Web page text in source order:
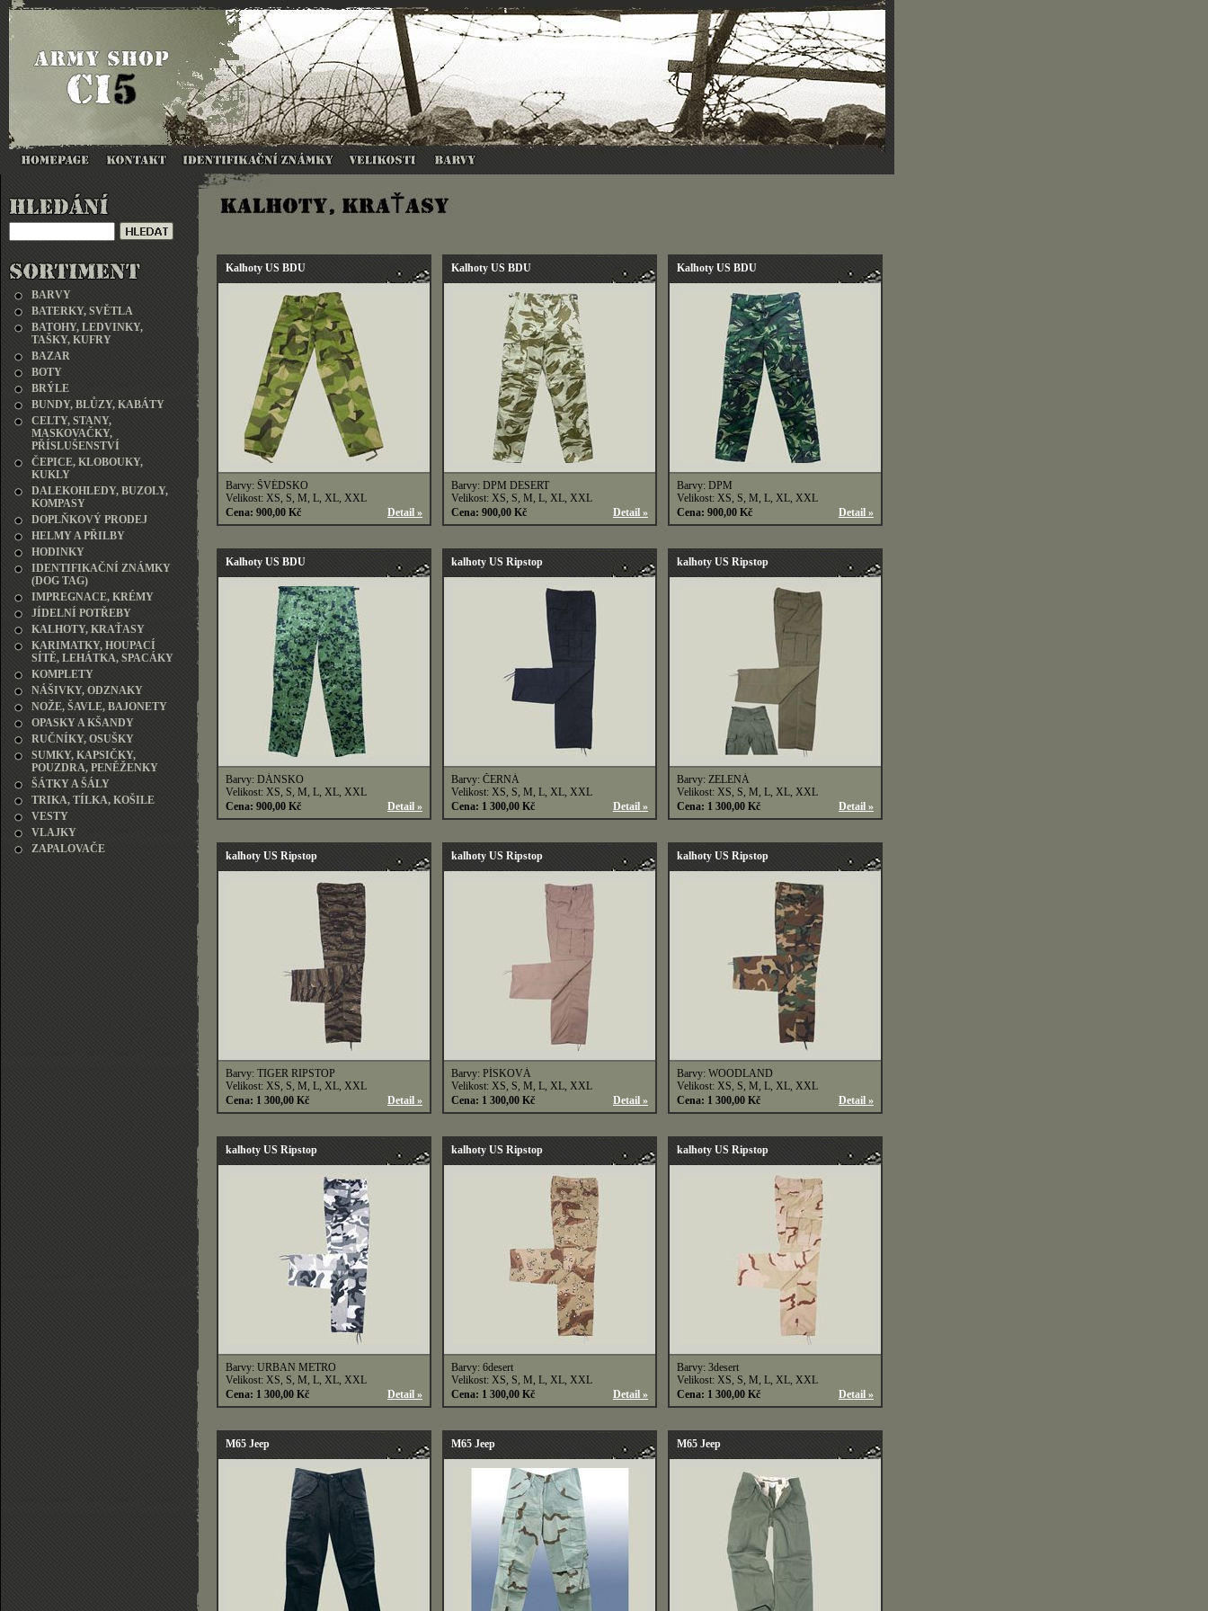
BARVY
BATERKY, SVĚTLA
BATOHY, LEDVINKY,
TAŠKY, KUFRY
BAZAR
BOTY
BRÝLE
BUNDY, BLŮZY, KABÁTY
CELTY, STANY,
MASKOVAČKY,
PŘÍSLUŠENSTVÍ
ČEPICE, KLOBOUKY,
KUKLY
DALEKOHLEDY, BUZOLY,
KOMPASY
DOPLŇKOVÝ PRODEJ
HELMY A PŘILBY
HODINKY
IDENTIFIKAČNÍ ZNÁMKY
(DOG TAG)
IMPREGNACE, KRÉMY
JÍDELNÍ POTŘEBY
KALHOTY, KRAŤASY
KARIMATKY, HOUPACÍ
SÍTĚ, LEHÁTKA, SPACÁKY
KOMPLETY
NÁŠIVKY, ODZNAKY
NOŽE, ŠAVLE, BAJONETY
OPASKY A KŠANDY
RUČNÍKY, OSUŠKY
SUMKY, KAPSIČKY,
POUZDRA, PENĚŽENKY
ŠÁTKY A ŠÁLY
TRIKA, TÍLKA, KOŠILE
VESTY
VLAJKY
ZAPALOVAČE
Kalhoty US BDU
Barvy: ŠVÉDSKO
Velikost: XS, S, M, L, XL, XXL
Detail »
Cena: 900,00 Kč
Kalhoty US BDU
Barvy: DPM DESERT
Velikost: XS, S, M, L, XL, XXL
Detail »
Cena: 900,00 Kč
Kalhoty US BDU
Barvy: DPM
Velikost: XS, S, M, L, XL, XXL
Detail »
Cena: 900,00 Kč
Kalhoty US BDU
Barvy: DÁNSKO
Velikost: XS, S, M, L, XL, XXL
Detail »
Cena: 900,00 Kč
kalhoty US Ripstop
Barvy: ČERNÁ
Velikost: XS, S, M, L, XL, XXL
Detail »
Cena: 1 300,00 Kč
kalhoty US Ripstop
Barvy: ZELENÁ
Velikost: XS, S, M, L, XL, XXL
Detail »
Cena: 1 300,00 Kč
kalhoty US Ripstop
Barvy: TIGER RIPSTOP
Velikost: XS, S, M, L, XL, XXL
Detail »
Cena: 1 300,00 Kč
kalhoty US Ripstop
Barvy: PÍSKOVÁ
Velikost: XS, S, M, L, XL, XXL
Detail »
Cena: 1 300,00 Kč
kalhoty US Ripstop
Barvy: WOODLAND
Velikost: XS, S, M, L, XL, XXL
Detail »
Cena: 1 300,00 Kč
kalhoty US Ripstop
Barvy: URBAN METRO
Velikost: XS, S, M, L, XL, XXL
Detail »
Cena: 1 300,00 Kč
kalhoty US Ripstop
Barvy: 6desert
Velikost: XS, S, M, L, XL, XXL
Detail »
Cena: 1 300,00 Kč
kalhoty US Ripstop
Barvy: 3desert
Velikost: XS, S, M, L, XL, XXL
Detail »
Cena: 1 300,00 Kč
M65 Jeep M65 Jeep M65 Jeep